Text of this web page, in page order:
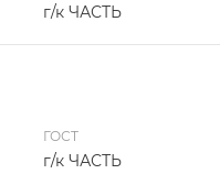
г/к ЧАСТЬ
ГОСТ
г/к ЧАСТЬ